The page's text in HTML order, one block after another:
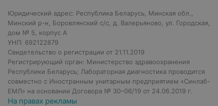
Юридический адрес: Республика Беларусь, Минская обл.,
Минский р-н, Боровлянский с/с, д. Валерьяново, ул. Городская,
дом № 5, корпус А
УНП: 692122879
Свидетельство о регистрации от 21.11.2019
Регистрирующий орган: Министерство здравоохранения
Республики Беларусь; Лабораторная диагностика проводится
совместно с Иностранным унитарным предприятием «Синлаб-
ЕМЛ» на основании Договора № 30–06/19 от 24.06.2019 г.
На правах рекламы